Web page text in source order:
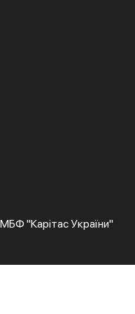
"Карітас України"